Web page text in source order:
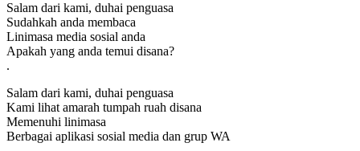
Salam dari kami, duhai penguasa
Sudahkah anda membaca
Linimasa media sosial anda
Apakah yang anda temui disana?
.
Salam dari kami, duhai penguasa
Kami lihat amarah tumpah ruah disana
Memenuhi linimasa
Berbagai aplikasi sosial media dan grup WA